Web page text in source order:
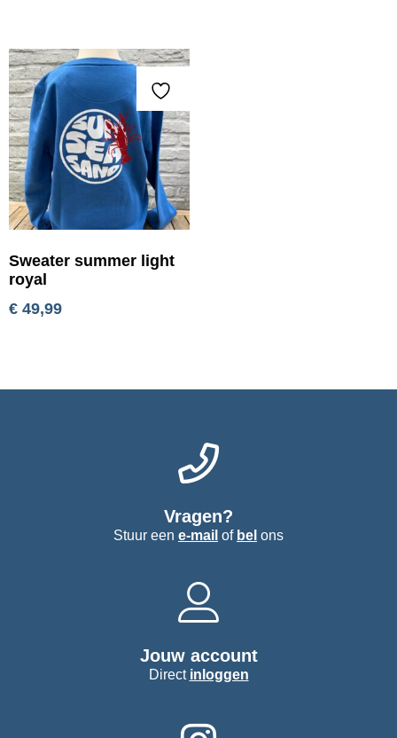
Sweater summer light
royal
€ 49,99
Vragen?
Stuur een e-mail of bel ons
Jouw account
Direct inloggen